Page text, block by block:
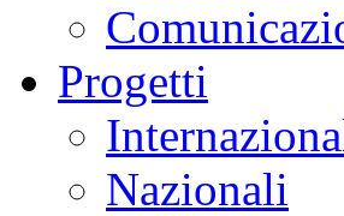
Progetti
Nazionali